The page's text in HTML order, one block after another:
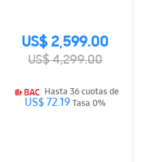
US$ 2,599.00
US$ 4,299.00
Hasta 36 cuotas de
US$ 72.19Tasa 0%